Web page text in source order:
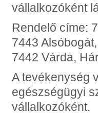
vállalkozóként
Rendelő címe:
7443
7442 Várda,
A tevékenység
egészségügyi
vállalkozóként.